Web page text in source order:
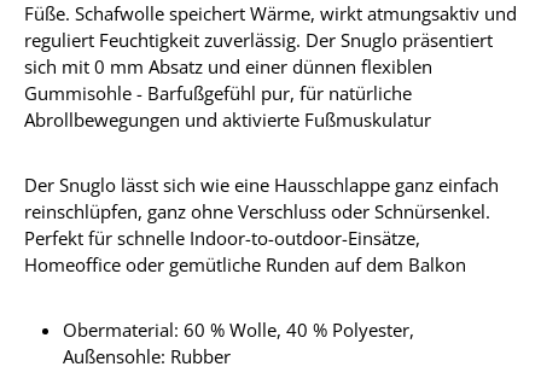
Füße. Schafwolle speichert Wärme, wirkt atmungsaktiv und
reguliert Feuchtigkeit zuverlässig. Der Snuglo präsentiert
sich mit 0 mm Absatz und einer dünnen flexiblen
Gummisohle - Barfußgefühl pur, für natürliche
Abrollbewegungen und aktivierte Fußmuskulatur
Der Snuglo lässt sich wie eine Hausschlappe ganz einfach
reinschlüpfen, ganz ohne Verschluss oder Schnürsenkel.
Perfekt für schnelle Indoor-to-outdoor-Einsätze,
Homeoffice oder gemütliche Runden auf dem Balkon
Obermaterial: 60 % Wolle, 40 % Polyester,
Außensohle: Rubber